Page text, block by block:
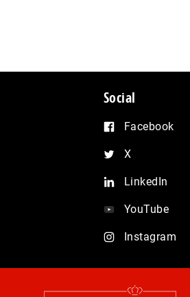
Social
Facebook
X
LinkedIn
YouTube
Instagram